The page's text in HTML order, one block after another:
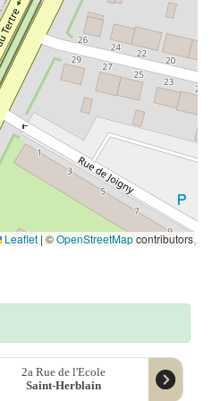
Leaflet | ©OpenStreetMapcontributors
2a Rue de l'Ecole
Saint-Herblain